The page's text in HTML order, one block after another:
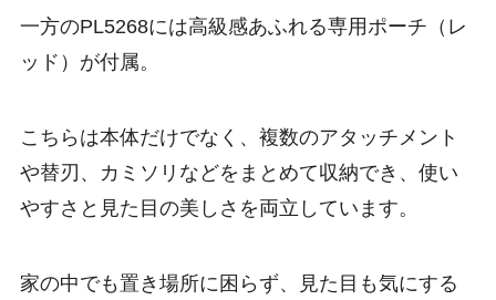
一方のPL5268には高級感あふれる専用ポーチ（レ
ッド）が付属。
こちらは本体だけでなく、複数のアタッチメント
や替刃、カミソリなどをまとめて収納でき、使い
やすさと見た目の美しさを両立しています。
家の中でも置き場所に困らず、見た目も気にする